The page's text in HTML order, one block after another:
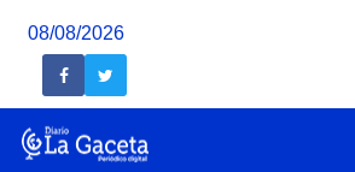
08/08/2026